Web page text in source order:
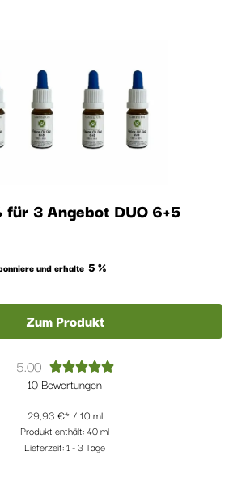
für 3 Angebot DUO 6+5
und erhalte 5 %
Zum Produkt
5.00 
10 Bewertungen
29,93 € / 10 ml
Produkt enthält: 40ml
Lieferzeit:1 - 3 Tage